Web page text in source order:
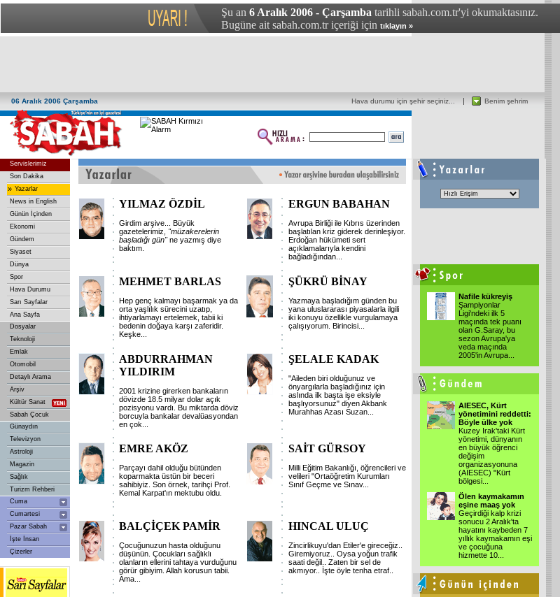
Şu an 6 Aralık 2006 - Çarşamba tarihli sabah.com.tr'yi okumaktasınız.
Bugüne ait sabah.com.tr içeriği için tıklayın »
06 Aralık 2006 Çarşamba Benim şehrim
Hava durumu için şehir seçiniz...
Servislerimiz
Son Dakika
» Yazarlar
News in English
Günün İçinden
Ekonomi
Gündem
Siyaset
Dünya
Spor
Hava Durumu
Sarı Sayfalar
Ana Sayfa
Dosyalar
Teknoloji
Emlak
Otomobil
Detaylı Arama
Arşiv
Kültür Sanat
Sabah Çocuk
Günaydın
Televizyon
Astroloji
Magazin
Sağlık
Turizm Rehberi
Cuma
Cumartesi
Pazar Sabah
İşte İnsan
Çizerler
YILMAZ ÖZDİL
Girdim arşive... Büyük
gazetelerimiz, "müzakerelerin
başladığı gün"ne yazmış diye
baktım.
ERGUN BABAHAN
Avrupa Birliği ile Kıbrıs üzerinden
başlatılan kriz giderek derinleşiyor.
Erdoğan hükümeti sert
açıklamalarıyla kendini
bağladığından...
MEHMET BARLAS
Hep genç kalmayı başarmak ya da
orta yaşlılık sürecini uzatıp,
ihtiyarlamayı ertelemek, tabii ki
bedenin doğaya karşı zaferidir.
Keşke...
ŞÜKRÜ BİNAY
Yazmaya başladığım günden bu
yana uluslararası piyasalarla ilgili
iki konuyu özellikle vurgulamaya
çalışıyorum. Birincisi...
ABDURRAHMAN
YILDIRIM
2001 krizine girerken bankaların
dövizde 18.5 milyar dolar açık
pozisyonu vardı. Bu miktarda döviz
borcuyla bankalar devalüasyondan
en çok...
ŞELALE KADAK
"Aileden biri olduğunuz ve
önyargılarla başladığınız için
aslında ilk başta işe eksiyle
başlıyorsunuz" diyen Akbank
Murahhas Azası Suzan...
EMRE AKÖZ
Parçayı dahil olduğu bütünden
koparmakta üstün bir beceri
sahibiyiz. Son örnek, tarihçi Prof.
Kemal Karpat'ın mektubu oldu.
SAİT GÜRSOY
Milli Eğitim Bakanlığı, öğrencileri ve
velileri "Ortaöğretim Kurumları
Sınıf Geçme ve Sınav...
BALÇİÇEK PAMİR
Çocuğunuzun hasta olduğunu
düşünün. Çocukları sağlıklı
olanların ellerini tahtaya vurduğunu
görür gibiyim. Allah korusun tabii.
Ama...
HINCAL ULUÇ
Zincirlikuyu'dan Etiler'e gireceğiz..
Giremiyoruz.. Oysa yoğun trafik
saati değil.. Zaten bir sel de
akmıyor.. İşte öyle tenha etraf..
Nafile kükreyiş
Şampiyonlar
Ligi'ndeki ilk 5
maçında tek puanı
olan G.Saray, bu
sezon Avrupa'ya
veda maçında
2005'in Avrupa...
AIESEC, Kürt
yönetimini reddetti:
Böyle ülke yok
Kuzey Irak'taki Kürt
yönetimi, dünyanın
en büyük öğrenci
değişim
organizasyonuna
(AIESEC) "Kürt
bölgesi...
Ölen kaymakamın
eşine maaş yok
Geçirdiği kalp krizi
sonucu 2 Aralık'ta
hayatını kaybeden 7
yıllık kaymakamın eşi
ve çocuğuna
hizmette 10...